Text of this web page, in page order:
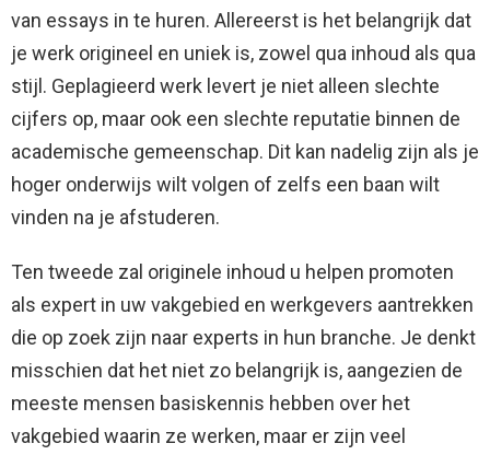
van essays in te huren. Allereerst is het belangrijk dat
je werk origineel en uniek is, zowel qua inhoud als qua
stijl. Geplagieerd werk levert je niet alleen slechte
cijfers op, maar ook een slechte reputatie binnen de
academische gemeenschap. Dit kan nadelig zijn als je
hoger onderwijs wilt volgen of zelfs een baan wilt
vinden na je afstuderen.
Ten tweede zal originele inhoud u helpen promoten
als expert in uw vakgebied en werkgevers aantrekken
die op zoek zijn naar experts in hun branche. Je denkt
misschien dat het niet zo belangrijk is, aangezien de
meeste mensen basiskennis hebben over het
vakgebied waarin ze werken, maar er zijn veel